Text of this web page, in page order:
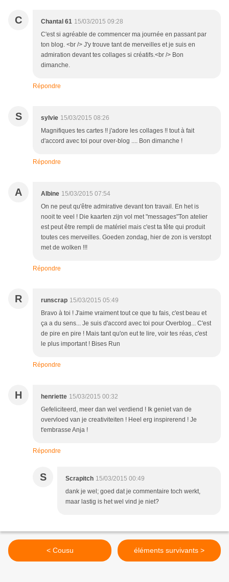
C Chantal 61 15/03/2015 09:28
C'est si agréable de commencer ma journée en passant par
ton blog. <br /> J'y trouve tant de merveilles et je suis en
admiration devant tes collages si créatifs.<br /> Bon
dimanche.
Répondre
S sylvie 15/03/2015 08:26
Magnifiques tes cartes !! j'adore les collages !! tout à fait
d'accord avec toi pour over-blog .... Bon dimanche !
Répondre
A Albine 15/03/2015 07:54
On ne peut qu'être admirative devant ton travail. En het is
nooit te veel ! Die kaarten zijn vol met "messages"Ton atelier
est peut être rempli de matériel mais c'est ta tête qui produit
toutes ces merveilles. Goeden zondag, hier de zon is verstopt
met de wolken !!!
Répondre
R runscrap 15/03/2015 05:49
Bravo à toi ! J'aime vraiment tout ce que tu fais, c'est beau et
ça a du sens... Je suis d'accord avec toi pour Overblog... C'est
de pire en pire ! Mais tant qu'on eut te lire, voir tes réas, c'est
le plus important ! Bises Run
Répondre
H henriette 15/03/2015 00:32
Gefeliciteerd, meer dan wel verdiend ! Ik geniet van de
overvloed van je creativiteiten ! Heel erg inspirerend ! Je
t'embrasse Anja !
Répondre
S Scrapitch 15/03/2015 00:49
dank je wel; goed dat je commentaire toch werkt,
maar lastig is het wel vind je niet?
< Cousu éléments survivants >